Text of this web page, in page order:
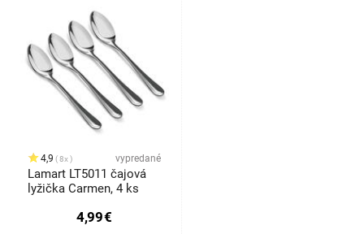
4,9 8x vypredané
Lamart LT5011 čajová
lyžička Carmen, 4 ks
4,99€